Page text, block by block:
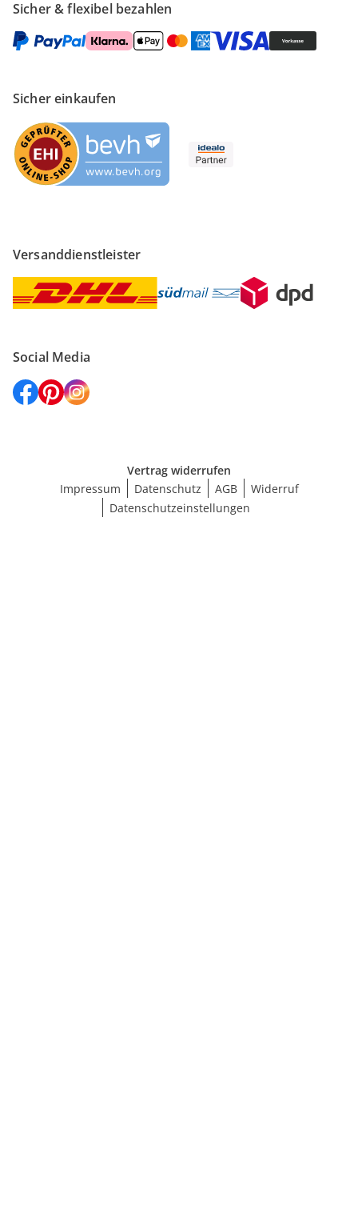
Sicher & flexibel bezahlen
Sicher einkaufen
Versanddienstleister
Social Media
Vertrag widerrufen
Impressum
Datenschutz AGB
Widerruf
Datenschutzeinstellungen